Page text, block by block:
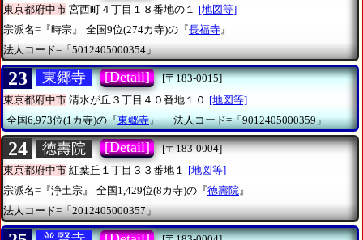
東京都府中市 宮西町４丁目１８番地の１
[地図等]
宗派名=『時宗』
全国9位(274カ寺)の『長福寺 』
法人コード=「5012405000354」
23 東郷寺 [Detail]
[〒183-0015]
東京都府中市 清水が丘３丁目４０番地１０ [地図等]
全国6,973位(1カ寺)の『東郷寺』 法人コード=「9012405000359」
24 徳壽院 [Detail]
[〒183-0004]
東京都府中市 紅葉丘１丁目３３番地１ [地図等]
宗派名=『浄土宗』
全国1,429位(8カ寺)の『徳壽院』
法人コード=「2012405000357」